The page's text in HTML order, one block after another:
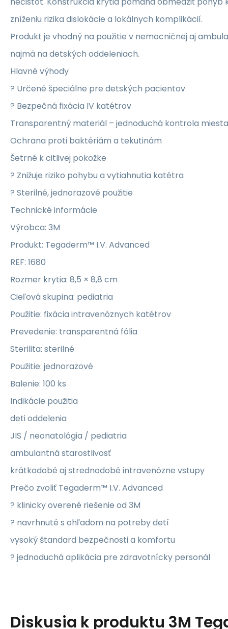
zníženiu rizika dislokácie a lokálnych komplikácií.
Produkt je vhodný na použitie v nemocničnej aj
najmä na detských oddeleniach.
Hlavné výhody
? Určené špeciálne pre detských pacientov
? Bezpečná fixácia IV katétrov
Transparentný materiál – jednoduchá kontrola
Ochrana proti baktériám a tekutinám
Šetrné k citlivej pokožke
? Znižuje riziko pohybu a vytiahnutia katétra
? Sterilné, jednorazové použitie
Technické informácie
Výrobca: 3M
Produkt: Tegaderm™ I.V. Advanced
REF: 1680
Rozmer krytia: 8,5 × 8,8 cm
Cieľová skupina: pediatria
Použitie: fixácia intravenóznych katétrov
Prevedenie: transparentná fólia
Sterilita: sterilné
Použitie: jednorazové
Balenie: 100 ks
Indikácie použitia
deti oddelenia
JIS / neonatológia / pediatria
ambulantná starostlivosť
krátkodobé aj strednodobé intravenózne vstupy
Prečo zvoliť Tegaderm™ I.V. Advanced
? klinicky overené riešenie od 3M
? navrhnuté s ohľadom na potreby detí
vysoký štandard bezpečnosti a komfortu
? jednoduchá aplikácia pre zdravotnícky personál
Diskusia k produktu 3M